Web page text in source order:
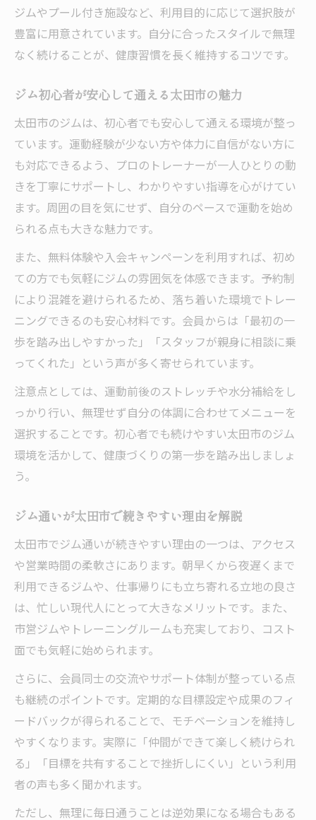
仕事後も通いやすいジム活用法まとめ
仕事帰りでも無理なく通えるジムの活用術
ジム通いを続けるためのスケジュール管理
24時間ジムを活かした仕事後の運動習慣
ジム通いを仕事と両立させるためのポイン
ト
ジム活用法で忙しい日々も健康維持を実現
週1回でも効果が出るジム活用のポイント
週1回ジム通いでも成果を感じる方法とは
ジムの使い方次第で週1回でも変われる理由
ジム通い週1回でダイエット効果を目指すコ
ツ
無理なく続く週1ジム活用法を伝授
モチベーション維持に役立つ運動習慣の作り方
ジム通いを続けるモチベーション維持の方
法
運動習慣を作るためのジム活用アイデア
ジム習慣化で挫折しないためのコツを解説
ジムやプール付き施設など、利用目的に応じて選択肢が
豊富に用意されています。自分に合ったスタイルで無理
なく続けることが、健康習慣を長く維持するコツです。
ジム初心者が安心して通える太田市の魅力
太田市のジムは、初心者でも安心して通える環境が整っ
ています。運動経験が少ない方や体力に自信がない方に
も対応できるよう、プロのトレーナーが一人ひとりの動
きを丁寧にサポートし、わかりやすい指導を心がけてい
ます。周囲の目を気にせず、自分のペースで運動を始め
られる点も大きな魅力です。
また、無料体験や入会キャンペーンを利用すれば、初め
ての方でも気軽にジムの雰囲気を体感できます。予約制
により混雑を避けられるため、落ち着いた環境でトレー
ニングできるのも安心材料です。会員からは「最初の一
歩を踏み出しやすかった」「スタッフが親身に相談に乗
ってくれた」という声が多く寄せられています。
注意点としては、運動前後のストレッチや水分補給をし
っかり行い、無理せず自分の体調に合わせてメニューを
選択することです。初心者でも続けやすい太田市のジム
環境を活かして、健康づくりの第一歩を踏み出しましょ
う。
ジム通いが太田市で続きやすい理由を解説
太田市でジム通いが続きやすい理由の一つは、アクセス
や営業時間の柔軟さにあります。朝早くから夜遅くまで
利用できるジムや、仕事帰りにも立ち寄れる立地の良さ
は、忙しい現代人にとって大きなメリットです。また、
市営ジムやトレーニングルームも充実しており、コスト
面でも気軽に始められます。
さらに、会員同士の交流やサポート体制が整っている点
も継続のポイントです。定期的な目標設定や成果のフィ
ードバックが得られることで、モチベーションを維持し
やすくなります。実際に「仲間ができて楽しく続けられ
る」「目標を共有することで挫折しにくい」という利用
者の声も多く聞かれます。
ただし、無理に毎日通うことは逆効果になる場合もある